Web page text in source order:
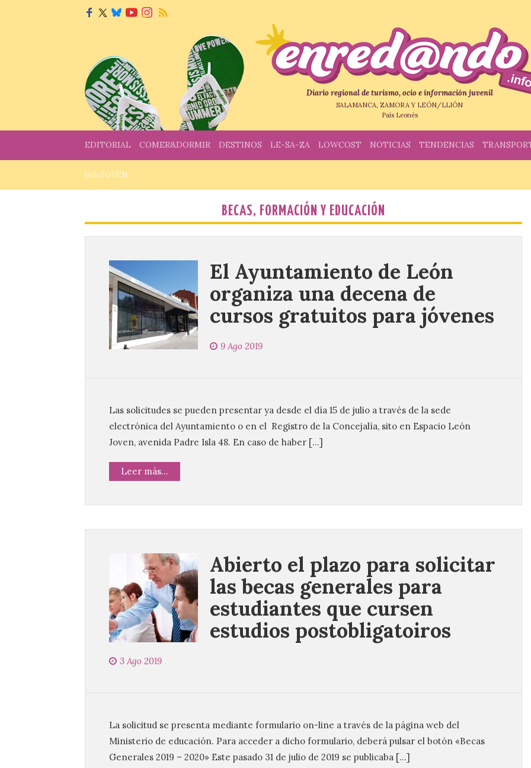
Diario regional de turismo, ocio e información juvenil
SALAMANCA, ZAMORA Y LEÓN/LLIÓN
País Leonés
EDITORIAL COMER&DORMIR DESTINOS LE-SA-ZA LOWCOST NOTICIAS TENDENCIAS
InfoJOVEN
BECAS, FORMACIÓN Y EDUCACIÓN
El Ayuntamiento de León
organiza una decena de
cursos gratuitos para jóvenes
9 Ago 2019
Las solicitudes se pueden presentar ya desde el día 15 de julio a través de la sede
electrónica del Ayuntamiento o en el Registro de la Concejalía, sito en Espacio León
Joven, avenida Padre Isla 48. En caso de haber […]
Leer más...
Abierto el plazo para solicitar
las becas generales para
estudiantes que cursen
estudios postobligatoiros
3 Ago 2019
La solicitud se presenta mediante formulario on-line a través de la página web del
Ministerio de educación. Para acceder a dicho formulario, deberá pulsar el botón «Becas
Generales 2019 – 2020» Este pasado 31 de julio de 2019 se publicaba […]